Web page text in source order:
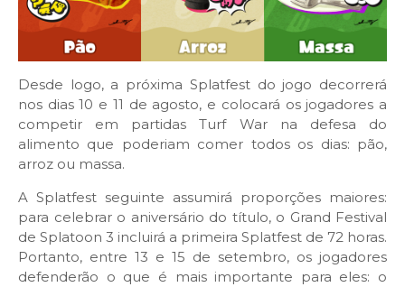
Desde logo, a próxima Splatfest do jogo decorrerá
nos dias 10 e 11 de agosto, e colocará os jogadores a
competir em partidas Turf War na defesa do
alimento que poderiam comer todos os dias: pão,
arroz ou massa.
A Splatfest seguinte assumirá proporções maiores:
para celebrar o aniversário do título, o Grand Festival
de Splatoon 3 incluirá a primeira Splatfest de 72 horas.
Portanto, entre 13 e 15 de setembro, os jogadores
defenderão o que é mais importante para eles: o